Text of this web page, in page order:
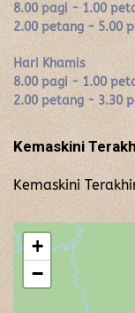
8.00 pagi - 1.00
2.00 petang - 5.00
Hari Khamis
8.00 pagi - 1.00
2.00 petang - 3.30
Kemaskini
Kemaskini
+
−